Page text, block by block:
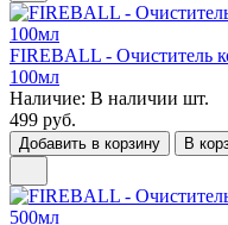
FIREBALL - Очиститель
100мл
Наличие: В наличии шт.
499 руб.
Добавить в корзину В